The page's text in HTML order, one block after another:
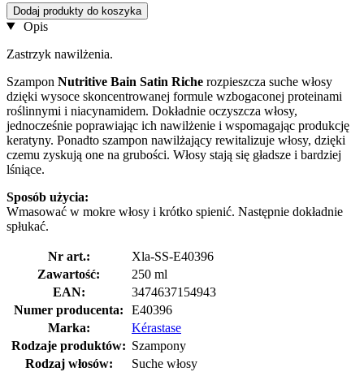
Dodaj produkty do koszyka
Opis
Zastrzyk nawilżenia.
Szampon Nutritive Bain Satin Riche rozpieszcza suche włosy
dzięki wysoce skoncentrowanej formule wzbogaconej proteinami
roślinnymi i niacynamidem. Dokładnie oczyszcza włosy,
jednocześnie poprawiając ich nawilżenie i wspomagając produkcję
keratyny. Ponadto szampon nawilżający rewitalizuje włosy, dzięki
czemu zyskują one na grubości. Włosy stają się gładsze i bardziej
lśniące.
Sposób użycia:
Wmasować w mokre włosy i krótko spienić. Następnie dokładnie
spłukać.
Nr art.:
Xla-SS-E40396
Zawartość:
250 ml
EAN:
3474637154943
Numer producenta:
E40396
Marka:
Kérastase
Rodzaje produktów: Szampony
Rodzaj włosów:
Suche włosy